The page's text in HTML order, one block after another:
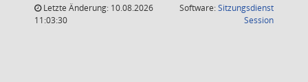
Letzte Änderung: 10.08.2026
11:03:30
Software:Sitzungsdienst
Session(Wird in